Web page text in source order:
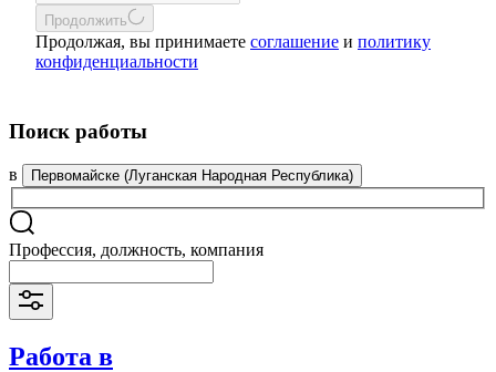
Продолжить
Продолжая, вы принимаете соглашение и политику
конфиденциальности
Поиск работы
в Первомайске (Луганская Народная Республика)
Профессия, должность, компания
Работа в